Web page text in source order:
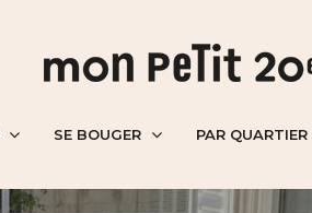
SE BOUGER PAR QUARTIER